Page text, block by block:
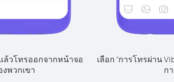
ล้วโทรออกจากหน้าจอ
พวกเขา
เลือก "การโทรผ่าน
ก